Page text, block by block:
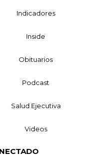
Indicadores
Inside
Obituarios
Podcast
Salud Ejecutiva
Videos